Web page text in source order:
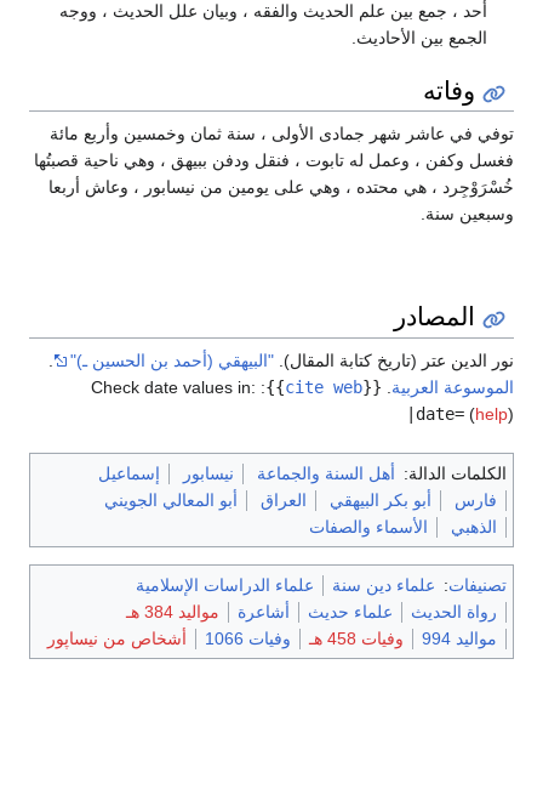
أحد ، جمع بين علم الحديث والفقه ، وبيان علل الحديث ، ووجه
الجمع بين الأحاديث.
وفاته
توفي في عاشر شهر جمادى الأولى ، سنة ثمان وخمسين وأربع مائة
فغسل وكفن ، وعمل له تابوت ، فنقل ودفن ببيهق ، وهي ناحية قصبتُها
خُسْرَوْجِرد ، هي محتده ، وهي على يومين من نيسابور ، وعاش أربعا
وسبعين سنة.
المصادر
نور الدين عتر (تاريخ كتابة المقال). "البيهقي (أحمد بن الحسين ـ)"
الموسوعة العربية
{{
cite web
}}
:
Check date values in:
|date= (help)
الكلمات الدالة: أهل السنة والجماعة نيسابور
إسماعيل
فارس
أبو بكر البيهقي العراق
أبو المعالي الجويني
الذهبي
الأسماء والصفات
تصنيفات: علماء دين سنة
علماء الدراسات الإسلامية
رواة الحديث
علماء حديث أشاعرة
مواليد 384 هـ
مواليد 994
وفيات 458 هـ وفيات 1066 أشخاص من نيساپور